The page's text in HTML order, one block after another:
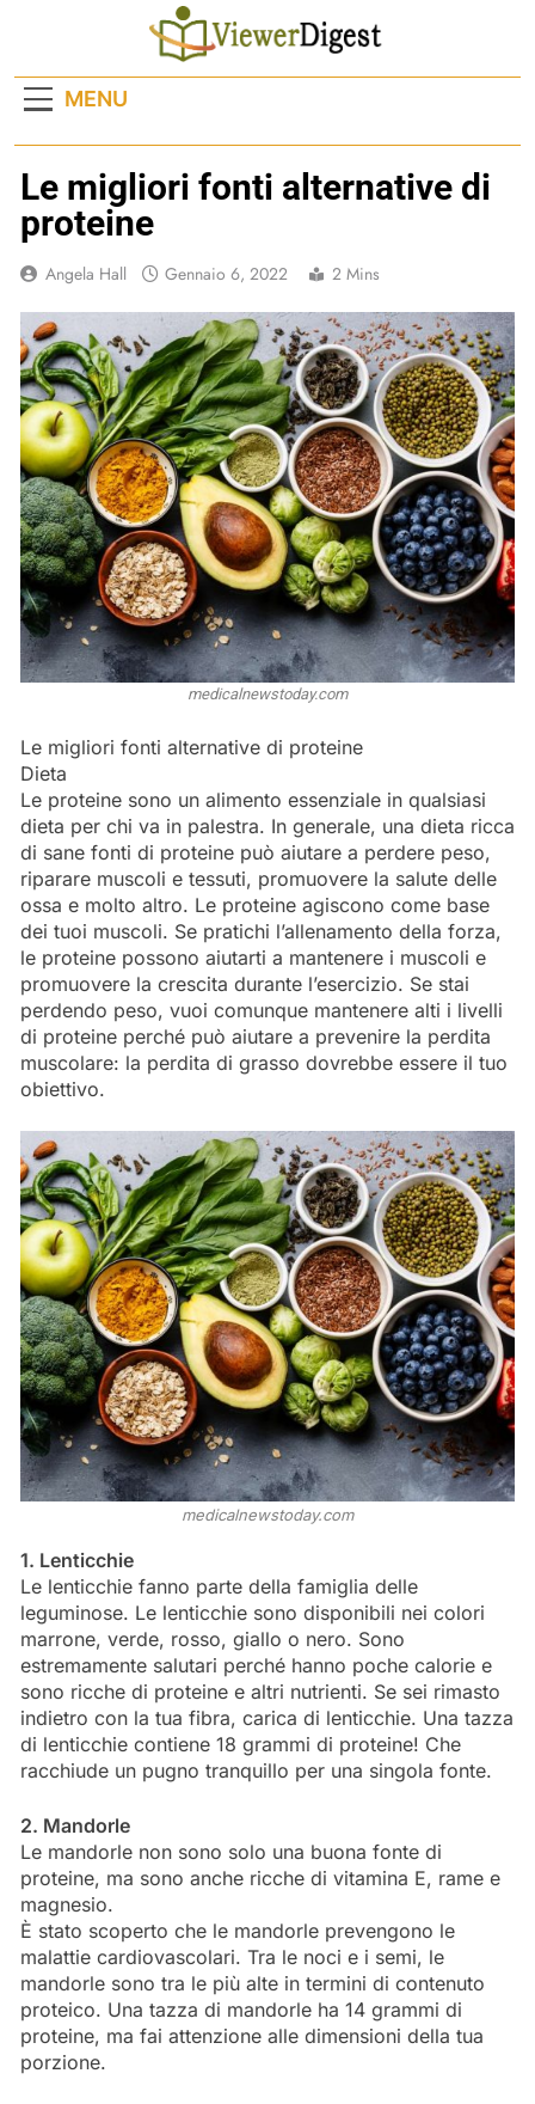
MENU
Le migliori fonti alternative di
proteine
Angela Hall Gennaio 6, 2022 2 Mins
medicalnewstoday.com
Le migliori fonti alternative di proteine
Dieta
Le proteine ​​sono un alimento essenziale in qualsiasi
dieta per chi va in palestra. In generale, una dieta ricca
di sane fonti di proteine ​​può aiutare a perdere peso,
riparare muscoli e tessuti, promuovere la salute delle
ossa e molto altro. Le proteine ​​agiscono come base
dei tuoi muscoli. Se pratichi l’allenamento della forza,
le proteine ​​possono aiutarti a mantenere i muscoli e
promuovere la crescita durante l’esercizio. Se stai
perdendo peso, vuoi comunque mantenere alti i livelli
di proteine ​​perché può aiutare a prevenire la perdita
muscolare: la perdita di grasso dovrebbe essere il tuo
obiettivo.
medicalnewstoday.com
1. Lenticchie
Le lenticchie fanno parte della famiglia delle
leguminose. Le lenticchie sono disponibili nei colori
marrone, verde, rosso, giallo o nero. Sono
estremamente salutari perché hanno poche calorie e
sono ricche di proteine ​​e altri nutrienti. Se sei rimasto
indietro con la tua fibra, carica di lenticchie. Una tazza
di lenticchie contiene 18 grammi di proteine! Che
racchiude un pugno tranquillo per una singola fonte.
2. Mandorle
Le mandorle non sono solo una buona fonte di
proteine, ma sono anche ricche di vitamina E, rame e
magnesio.
È stato scoperto che le mandorle prevengono le
malattie cardiovascolari. Tra le noci e i semi, le
mandorle sono tra le più alte in termini di contenuto
proteico. Una tazza di mandorle ha 14 grammi di
proteine, ma fai attenzione alle dimensioni della tua
porzione.